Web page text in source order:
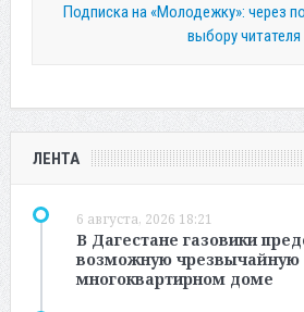
Подписка на «Молодежку»: через
выбору читателя
ЛЕНТА
6 августа, 2026 18:21
В Дагестане газовики
возможную чрезвычайную
многоквартирном доме